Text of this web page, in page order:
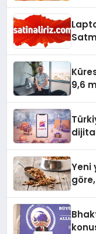
9,6
Yeni